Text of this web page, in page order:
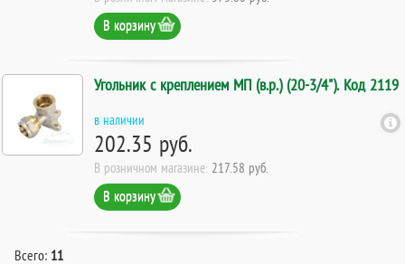
В корзину
Угольник с креплением МП (в.р.) (20-3/4"). Код 2119
в наличии
202.35 руб.
В розничном магазине: 217.58 руб.
В корзину
Всего: 11